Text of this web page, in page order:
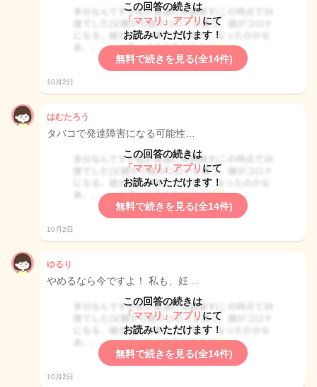
この回答の続きは
「ママリ」アプリ にて
お読みいただけます！
無料で続きを見る(全14件)
10月2日
はむたろう
タバコで発達障害になる可能性…
この回答の続きは
「ママリ」アプリ にて
お読みいただけます！
無料で続きを見る(全14件)
10月2日
ゆるり
やめるなら今ですよ！ 私も、妊…
この回答の続きは
「ママリ」アプリ にて
お読みいただけます！
無料で続きを見る(全14件)
10月2日